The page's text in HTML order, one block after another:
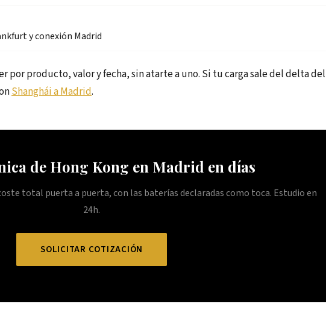
y conexión Madrid
por producto, valor y fecha, sin atarte a uno. Si tu carga sale del delta del
Shanghái a Madrid.
de Hong Kong en Madrid en días
total puerta a puerta, con las baterías declaradas como toca. Estudio en
24h.
SOLICITAR COTIZACIÓN